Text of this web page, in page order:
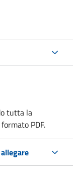
tutta la
PDF.